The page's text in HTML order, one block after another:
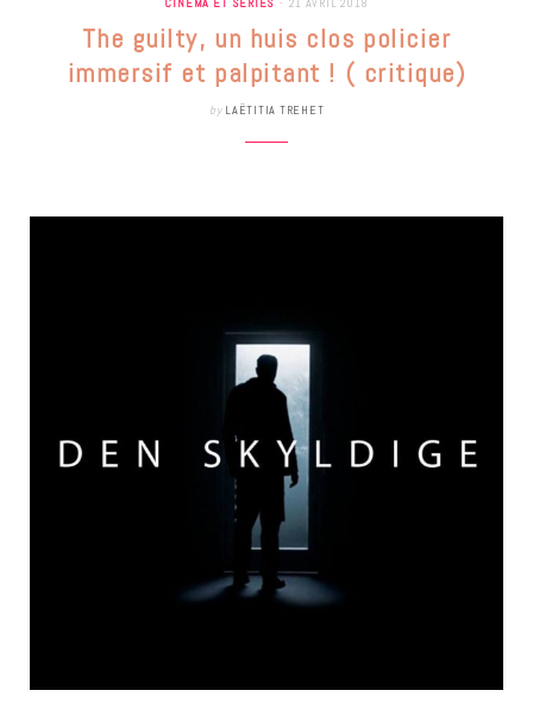
The guilty, un huis clos policier
immersif et palpitant ! ( critique)
by LAËTITIA TREHET